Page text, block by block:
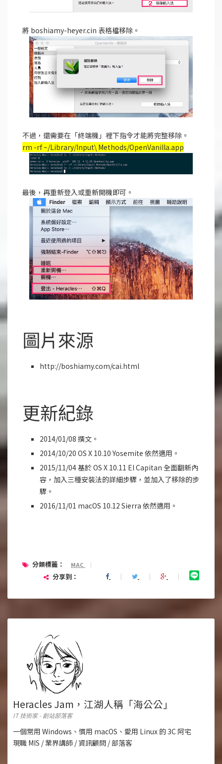
將 boshiamy-heyer.cin 表格檔移除。
不過，還需要在「終端機」裡下指令才能將完整移除。
rm -rf ~/Library/Input\ Methods/OpenVanilla.app
最後，再重新登入或重新開機即可。
圖片來源
http://boshiamy.com/cai.html
更新紀錄
2014/01/08 撰文。
2014/10/20 OS X 10.10 Yosemite 依然適用。
2015/11/04 基於 OS X 10.11 El Capitan 全面翻新內
容，加入三種安裝法的詳細步驟，並加入了移除的步
驟。
2016/11/01 macOS 10.12 Sierra 依然適用。
分類標籤： MAC |
分享到：
Heracles Jam，江湖人稱「海公公」
IT 技術家 - 創站部落客
一個常用 Windows、慣用 macOS、愛用 Linux 的 3C 阿宅
現職 MIS / 業界講師 / 資訊顧問 / 部落客